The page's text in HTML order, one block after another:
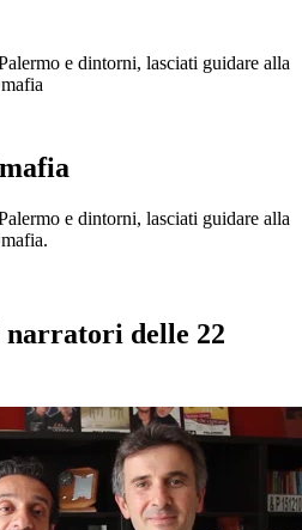
e dintorni, lasciati guidare alla
e dintorni, lasciati guidare alla
narratori delle 22